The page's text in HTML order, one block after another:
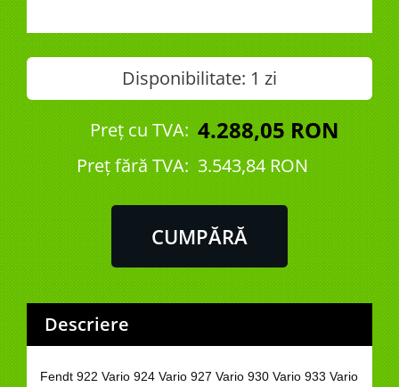
Disponibilitate: 1 zi
Preț cu TVA: 4.288,05 RON
Preţ fără TVA: 3.543,84 RON
Descriere
Fendt 922 Vario 924 Vario 927 Vario 930 Vario 933 Vario